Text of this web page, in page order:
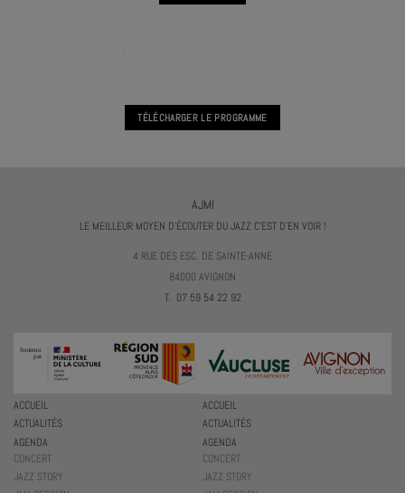
TÉLÉCHARGER LE PROGRAMME
AJMI
LE MEILLEUR MOYEN D'ÉCOUTER DU JAZZ C'EST D'EN VOIR !
4 RUE DES ESC. DE SAINTE-ANNE
84000 AVIGNON
T. 07 59 54 22 92
ACCUEIL
ACTUALITÉS
AGENDA
CONCERT
JAZZ STORY
ACCUEIL
ACTUALITÉS
AGENDA
CONCERT
JAZZ STORY